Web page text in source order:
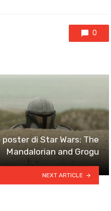
0
di Star Wars: The
Mandalorian and Grogu
NEXT ARTICLE